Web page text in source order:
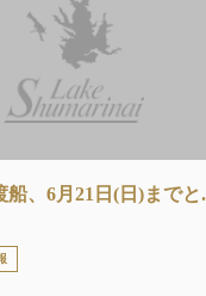
船、6月21日(日)までと